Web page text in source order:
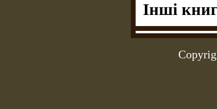
Інші